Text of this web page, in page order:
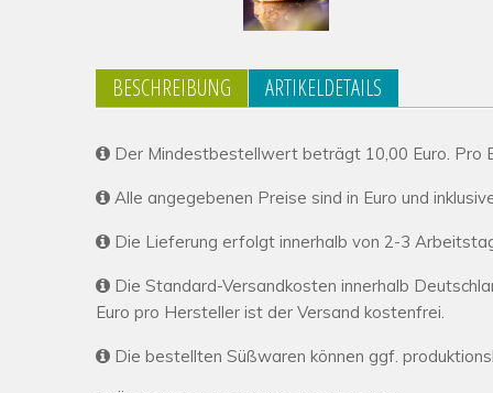
BESCHREIBUNG ARTIKELDETAILS
Der Mindestbestellwert beträgt 10,00 Euro. Pro
Alle angegebenen Preise sind in Euro und
Die Lieferung erfolgt innerhalb von 2-3
Die Standard-Versandkosten innerhalb
Euro pro Hersteller ist der Versand kostenfrei.
Die bestellten Süßwaren können ggf.